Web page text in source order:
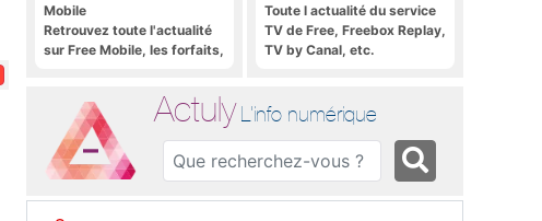
Mobile
Retrouvez toute l'actualité
sur Free Mobile, les forfaits,
bien plus encore
Toute l actualité du service
TV de Free, Freebox Replay,
TV by Canal, etc.
Actuly L'info numérique